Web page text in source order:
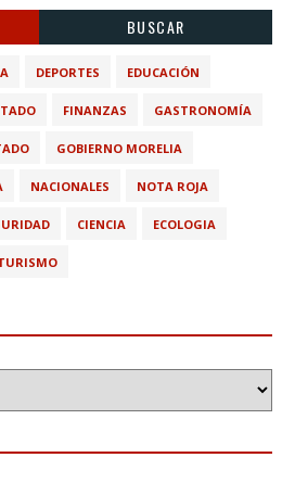
BUSCAR
DEPORTES EDUCACIÓN
FINANZAS GASTRONOMÍA
GOBIERNO MORELIA
NACIONALES NOTA ROJA
CIENCIA ECOLOGIA